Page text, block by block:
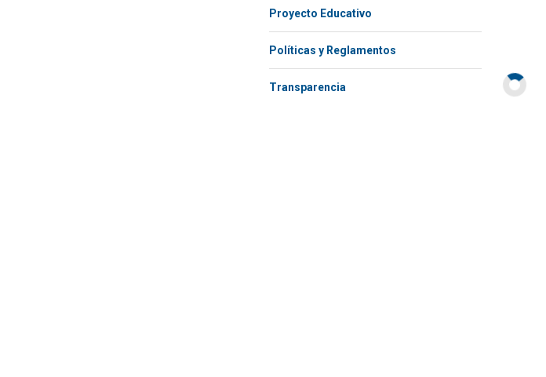
Proyecto Educativo
Políticas y Reglamentos​
Transparencia